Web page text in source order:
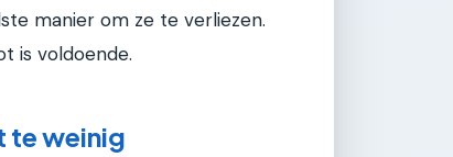
manier om ze te verliezen.
is voldoende.
te weinig